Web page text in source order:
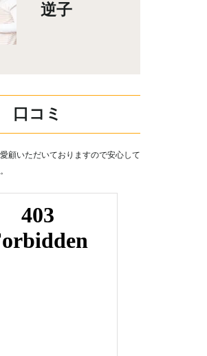
逆子
口コミ
顧いただいておりますので安心して